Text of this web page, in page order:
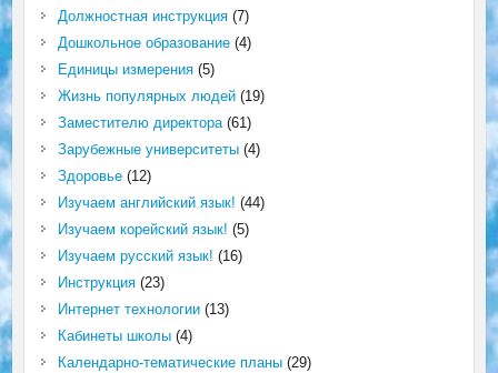
Должностная инструкция(7)
Дошкольное образование(4)
Единицы измерения(5)
Жизнь популярных людей(19)
Заместителю директора(61)
Зарубежные университеты(4)
Здоровье(12)
Изучаем английский язык! (44)
Изучаем корейский язык! (5)
Изучаем русский язык! (16)
Инструкция(23)
Интернет технологии(13)
Кабинеты школы(4)
Календарно-тематические планы(29)